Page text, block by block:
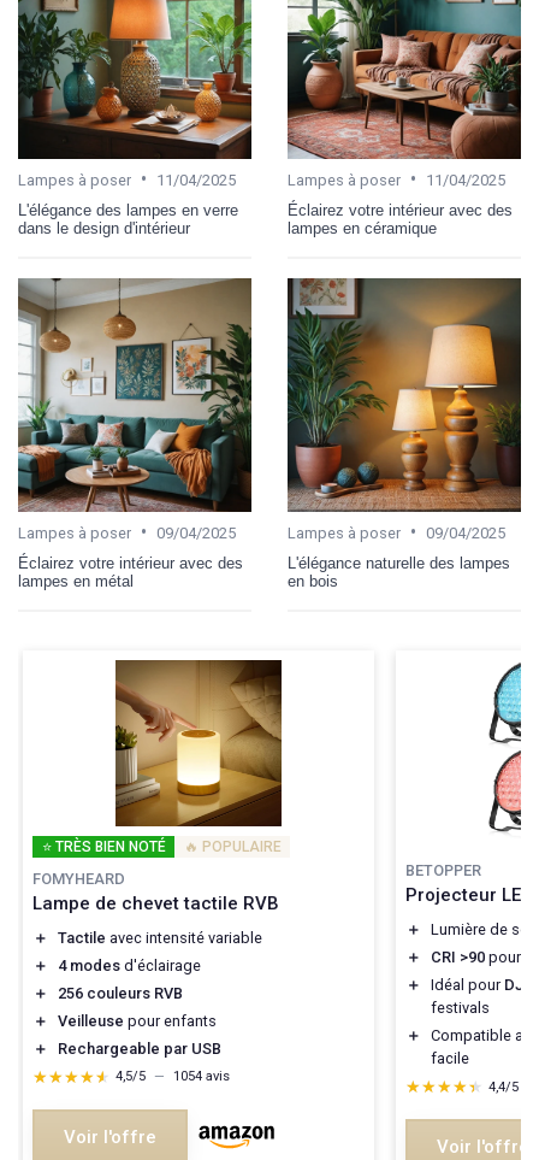
Lampes à poser •
11/04/2025
L'élégance des lampes en verre
dans le design d'intérieur
Lampes à poser •
11/04/2025
Éclairez votre intérieur avec des
lampes en céramique
Lampes à poser • 09/04/2025
Éclairez votre intérieur avec des
lampes en métal
Lampes à poser • 09/04/2025
L'élégance naturelle des lampes
en bois
⭐ TRÈS BIEN NOTÉ 🔥 POPULAIRE
FOMYHEARD
Lampe de chevet tactile RVB
＋ Tactile avec intensité variable
＋
4 modes d'éclairage
＋
256 couleurs RVB
＋
Veilleuse pour enfants
＋
Rechargeable par USB
★★★★★
★★★★★ 4,5/5 — 1054 avis
Voir l'offre
BETOPPER
Projecteur LED
＋
Lumière de
＋
CRI >90 pour
＋
Idéal pour DJ,
festivals
＋
Compatible
facile
★★★★★
★★★★★ 4,4/5
Voir l'offre